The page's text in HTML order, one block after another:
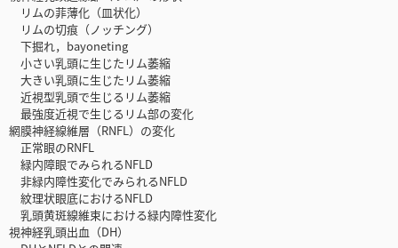
リムの菲薄化（皿状化）
リムの切痕（ノッチング）
下掘れ，bayoneting
小さい乳頭に生じたリム萎縮
大きい乳頭に生じたリム萎縮
近視型乳頭で生じるリム萎縮
最強度近視で生じるリム部の変化
網膜神経線維層（RNFL）の変化
正常眼のRNFL
緑内障眼でみられるNFLD
非緑内障性変化でみられるNFLD
紋理状眼底におけるNFLD
乳頭黄斑線維束における緑内障性変化
視神経乳頭出血（DH）